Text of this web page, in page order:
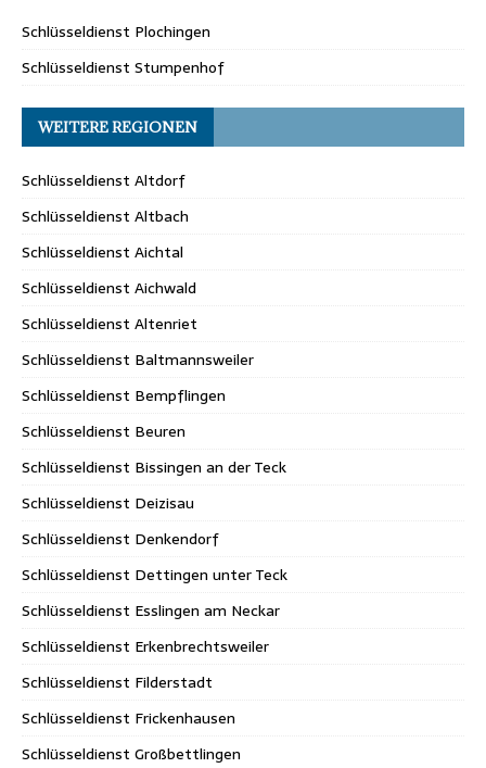
Schlüsseldienst Plochingen
Schlüsseldienst Stumpenhof
WEITERE REGIONEN
Schlüsseldienst Altdorf
Schlüsseldienst Altbach
Schlüsseldienst Aichtal
Schlüsseldienst Aichwald
Schlüsseldienst Altenriet
Schlüsseldienst Baltmannsweiler
Schlüsseldienst Bempflingen
Schlüsseldienst Beuren
Schlüsseldienst Bissingen an der Teck
Schlüsseldienst Deizisau
Schlüsseldienst Denkendorf
Schlüsseldienst Dettingen unter Teck
Schlüsseldienst Esslingen am Neckar
Schlüsseldienst Erkenbrechtsweiler
Schlüsseldienst Filderstadt
Schlüsseldienst Frickenhausen
Schlüsseldienst Großbettlingen